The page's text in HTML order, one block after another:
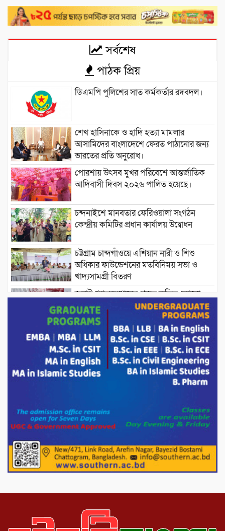
সর্বশেষ
পাঠক প্রিয়
ডিএমপি পুলিশের সাত কর্মকর্তার রদবদল।
শেখ হাসিনাকে ও হাদি হত্যা মামলার
আসামিদের বাংলাদেশে ফেরত পাঠানোর জন্য
ভারতের প্রতি অনুরোধ।
পোরশায় উৎসব মুখর পরিবেশে আন্তর্জাতিক
আদিবাসী দিবস ২০২৬ পালিত হয়েছে।
চন্দনাইশে মানবতার ফেরিওয়ালা সংগঠন
কেন্দ্রীয় কমিটির প্রধান কার্যালয় উদ্বোধন
চট্টগ্রাম চান্দগাঁওয়ে এশিয়ান নারী ও শিশু
অধিকার ফাউন্ডেশনের মতবিনিময় সভা ও
খাদ্যসামগ্রী বিতরণ
জুলাই গণঅভ্যুত্থানের প্রকৃত কৃতিত্ব কোনো
একক ব্যক্তি বা গোষ্ঠীর নয়; বরং এই কৃতিত্ব
দেশের জনগণের : তথ্য ও সম্প্রচারমন্ত্রী
পোরশার পুরইল সরকারি প্রাথমিক বিদ্যালয়ে
সংসদ সদস্য মোস্তাফিজুর রহমান কে সংবর্ধনা।
পাটগ্রামে ১০০ পিস ইয়াবাসহ দুই মাদক
ড্যাবের ৩৭তম প্রতিষ্ঠাবার্ষিকীতে প্রধানমন্ত্রী
তারেক রহমান।
চন্দনাইশের হাশিমপুর ৪ নং ওয়ার্ডে ৫’শতাধিক
হতদরিদ্র পরিবারের মাঝে খাদ্যসামগ্রী বিতরণ